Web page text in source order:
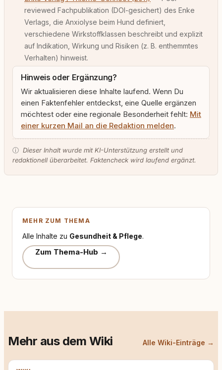
reviewed Fachpublikation (DOI-gesichert) des Enke
Verlags, die Anxiolyse beim Hund definiert,
verschiedene Wirkstoffklassen beschreibt und explizit
auf Indikation, Wirkung und Risiken (z. B. enthemmtes
Verhalten) hinweist.
Hinweis oder Ergänzung?
Wir aktualisieren diese Inhalte laufend. Wenn Du
einen Faktenfehler entdeckst, eine Quelle ergänzen
möchtest oder eine regionale Besonderheit fehlt: Mit
einer kurzen Mail an die Redaktion melden.
ⓘ Dieser Inhalt wurde mit KI-Unterstützung erstellt und
redaktionell überarbeitet. Faktencheck wird laufend ergänzt.
MEHR ZUM THEMA
Alle Inhalte zu Gesundheit & Pflege.
Zum Thema-Hub →
Mehr aus dem Wiki Alle Wiki-Einträge →